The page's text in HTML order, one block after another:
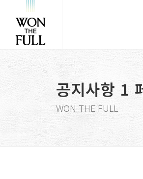
공지사항 1
WON THE FULL